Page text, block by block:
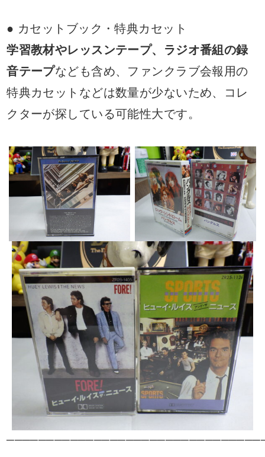
● カセットブック・特典カセット
学習教材やレッスンテープ、ラジオ番組の録
音テープなども含め、ファンクラブ会報用の
特典カセットなどは数量が少ないため、コレ
クターが探している可能性大です。